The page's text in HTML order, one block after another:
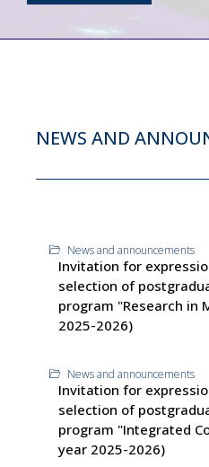
NEWS AND
News and announcements
Invitation for
selection of
program "Research in
2025-2026)
News and announcements
Invitation for
selection of
program "Integrated
year 2025-2026)